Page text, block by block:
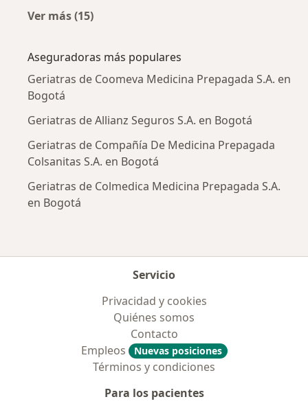
Ver más (15)
Aseguradoras más populares
Geriatras de Coomeva Medicina Prepagada S.A. en
Bogotá
Geriatras de Allianz Seguros S.A. en Bogotá
Geriatras de Compañía De Medicina Prepagada
Colsanitas S.A. en Bogotá
Geriatras de Colmedica Medicina Prepagada S.A.
en Bogotá
Servicio
Privacidad y cookies
Quiénes somos
Contacto
Empleos
Nuevas posiciones
Términos y condiciones
Para los pacientes